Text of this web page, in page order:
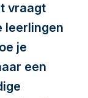
vraagt
leerlingen
je
een